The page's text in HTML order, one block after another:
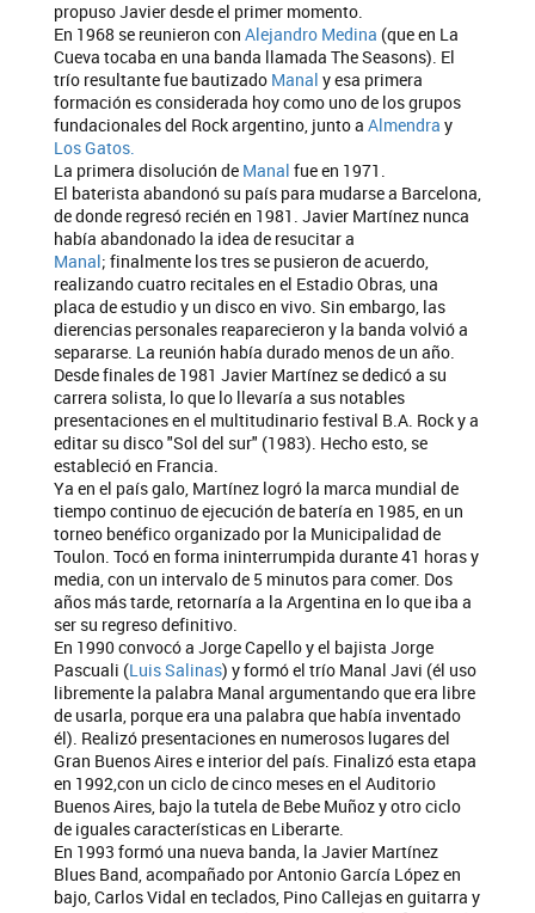
propuso Javier desde el primer momento.
En 1968 se reunieron con Alejandro Medina (que en La
Cueva tocaba en una banda llamada The Seasons). El
trío resultante fue bautizado Manal y esa primera
formación es considerada hoy como uno de los grupos
fundacionales del Rock argentino, junto a Almendra y
Los Gatos.
La primera disolución de Manal fue en 1971.
El baterista abandonó su país para mudarse a Barcelona,
de donde regresó recién en 1981. Javier Martínez nunca
había abandonado la idea de resucitar a
Manal; finalmente los tres se pusieron de acuerdo,
realizando cuatro recitales en el Estadio Obras, una
placa de estudio y un disco en vivo. Sin embargo, las
dierencias personales reaparecieron y la banda volvió a
separarse. La reunión había durado menos de un año.
Desde finales de 1981 Javier Martínez se dedicó a su
carrera solista, lo que lo llevaría a sus notables
presentaciones en el multitudinario festival B.A. Rock y a
editar su disco "Sol del sur" (1983). Hecho esto, se
estableció en Francia.
Ya en el país galo, Martínez logró la marca mundial de
tiempo continuo de ejecución de batería en 1985, en un
torneo benéfico organizado por la Municipalidad de
Toulon. Tocó en forma ininterrumpida durante 41 horas y
media, con un intervalo de 5 minutos para comer. Dos
años más tarde, retornaría a la Argentina en lo que iba a
ser su regreso definitivo.
En 1990 convocó a Jorge Capello y el bajista Jorge
Pascuali (Luis Salinas) y formó el trío Manal Javi (él uso
libremente la palabra Manal argumentando que era libre
de usarla, porque era una palabra que había inventado
él). Realizó presentaciones en numerosos lugares del
Gran Buenos Aires e interior del país. Finalizó esta etapa
en 1992,con un ciclo de cinco meses en el Auditorio
Buenos Aires, bajo la tutela de Bebe Muñoz y otro ciclo
de iguales características en Liberarte.
En 1993 formó una nueva banda, la Javier Martínez
Blues Band, acompañado por Antonio García López en
bajo, Carlos Vidal en teclados, Pino Callejas en guitarra y